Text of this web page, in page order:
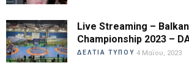
Live Streaming –
Championship 2023 –
ΔΕΛΤΙΑ ΤΥΠΟΥ 4 Μαΐου, 2023